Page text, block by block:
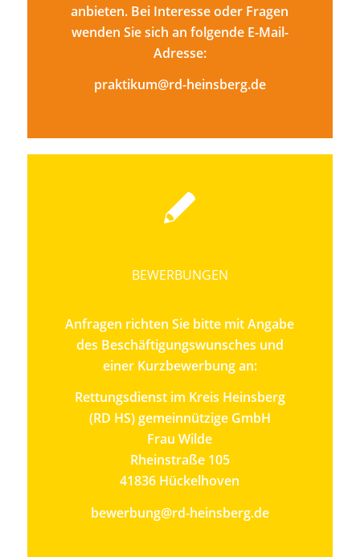
anbieten. Bei Interesse oder Fragen
wenden Sie sich an folgende E-Mail-
Adresse:
praktikum@rd-heinsberg.de
BEWERBUNGEN
Anfragen richten Sie bitte mit Angabe
des Beschäftigungswunsches und
einer Kurzbewerbung an:
Rettungsdienst im Kreis Heinsberg
(RD HS) gemeinnützige GmbH
Frau Wilde
Rheinstraße 105
41836 Hückelhoven
bewerbung@rd-heinsberg.de